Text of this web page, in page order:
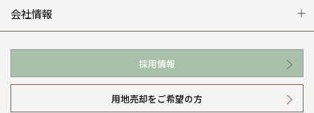
WEB住宅展示場
お近くの展示場
イベント情報
カタログ請求（無料）
展示場案内
ワザックとは
高い信頼性
安心の管理体制
会社情報
会社情報 トップ
ニュースリリース
採用情報
用地売却をご希望の方